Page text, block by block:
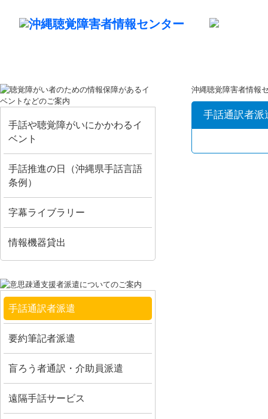
沖縄聴覚障害者情報
手話通訳者派
手話や聴覚障がいにかかわるイ
ベント
手話推進の日（沖縄県手話言語
条例）
字幕ライブラリー
情報機器貸出
手話通訳者派遣
要約筆記者派遣
盲ろう者通訳・介助員派遣
遠隔手話サービス